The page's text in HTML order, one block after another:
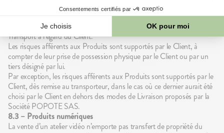
de livraison desdits Produits.
8.2 – Transfert des risques
La Société POPOTE SAS assume, en principe, les risques du
Transport à l’égard du Client.
Les risques afférents aux Produits sont supportés par le Client, à
compter de leur prise de possession physique par le Client ou par un
tiers désigné par lui.
Par exception, les risques afférents aux Produits sont supportés par le
Client, dès remise au transporteur, dans le cas où ce dernier aurait été
choisi par le Client en dehors des modes de Livraison proposés par la
Société POPOTE SAS.
8.3 – Produits numériques
La vente d’un atelier vidéo n’emporte pas transfert de propriété du